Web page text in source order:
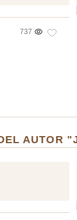
737
AUTOR